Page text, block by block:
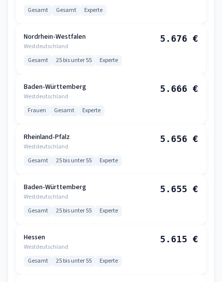
Gesamt Gesamt Experte
Nordrhein-Westfalen
Westdeutschland
5.676 €
Gesamt 25 bis unter 55 Experte
Baden-Württemberg
Westdeutschland
5.666 €
Frauen Gesamt Experte
Rheinland-Pfalz
Westdeutschland
5.656 €
Gesamt 25 bis unter 55 Experte
Baden-Württemberg
Westdeutschland
5.655 €
Gesamt 25 bis unter 55 Experte
Hessen
Westdeutschland
5.615 €
Gesamt 25 bis unter 55 Experte